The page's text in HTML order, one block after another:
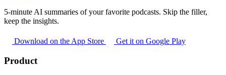
5-minute AI summaries of your favorite podcasts. Skip the filler,
keep the insights.
Download on the App Store Get it on Google Play
Product